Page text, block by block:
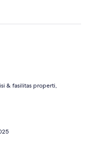
& fasilitas properti,